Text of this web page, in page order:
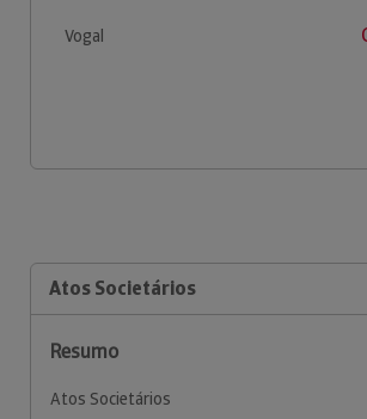
Vogal
Atos Societários
Resumo
Atos Societários